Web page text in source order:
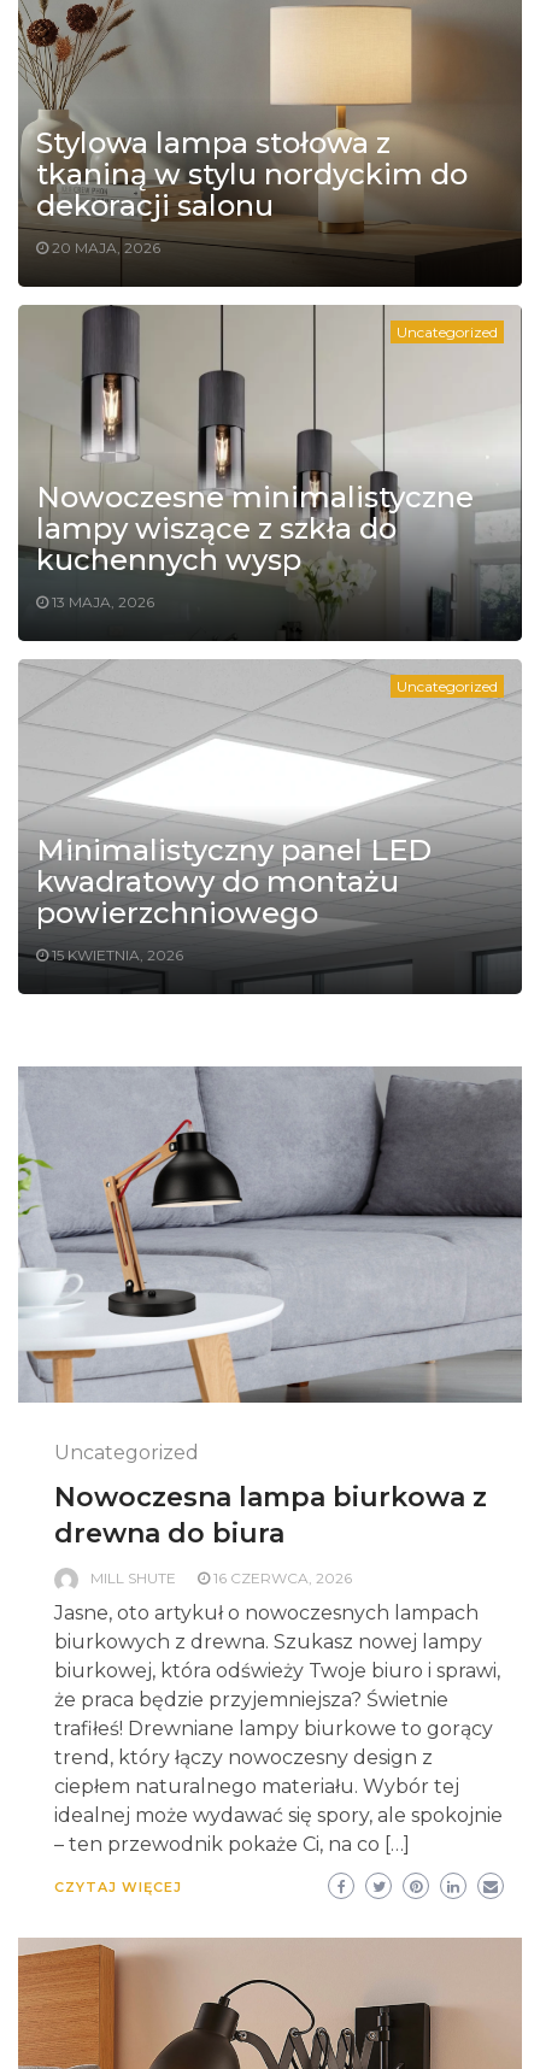
Stylowa lampa stołowa z
tkaniną w stylu nordyckim do
dekoracji salonu
20 MAJA, 2026
Uncategorized
Nowoczesne minimalistyczne
lampy wiszące z szkła do
kuchennych wysp
13 MAJA, 2026
Uncategorized
Minimalistyczny panel LED
kwadratowy do montażu
powierzchniowego
15 KWIETNIA, 2026
Uncategorized
Nowoczesna lampa biurkowa z
drewna do biura
MILL SHUTE 16 CZERWCA, 2026
Jasne, oto artykuł o nowoczesnych lampach
biurkowych z drewna. Szukasz nowej lampy
biurkowej, która odświeży Twoje biuro i sprawi,
że praca będzie przyjemniejsza? Świetnie
trafiłeś! Drewniane lampy biurkowe to gorący
trend, który łączy nowoczesny design z
ciepłem naturalnego materiału. Wybór tej
idealnej może wydawać się spory, ale spokojnie
– ten przewodnik pokaże Ci, na co […]
CZYTAJ WIĘCEJ